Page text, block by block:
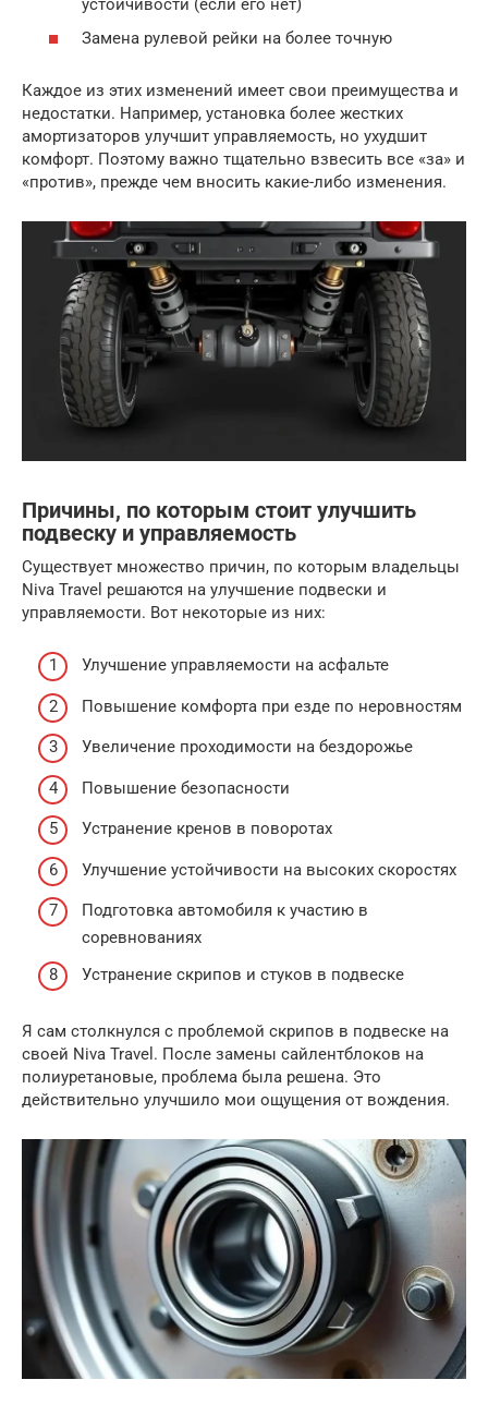
устойчивости (если его нет)
Замена рулевой рейки на более точную
Каждое из этих изменений имеет свои преимущества и
недостатки. Например, установка более жестких
амортизаторов улучшит управляемость, но ухудшит
комфорт. Поэтому важно тщательно взвесить все «за» и
«против», прежде чем вносить какие-либо изменения.
Причины, по которым стоит улучшить
подвеску и управляемость
Существует множество причин, по которым владельцы
Niva Travel решаются на улучшение подвески и
управляемости. Вот некоторые из них:
Улучшение управляемости на асфальте
Повышение комфорта при езде по неровностям
Увеличение проходимости на бездорожье
Повышение безопасности
Устранение кренов в поворотах
Улучшение устойчивости на высоких скоростях
Подготовка автомобиля к участию в
соревнованиях
Устранение скрипов и стуков в подвеске
Я сам столкнулся с проблемой скрипов в подвеске на
своей Niva Travel. После замены сайлентблоков на
полиуретановые, проблема была решена. Это
действительно улучшило мои ощущения от вождения.